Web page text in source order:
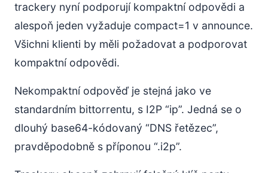
trackery nyní podporují kompaktní odpovědi a
alespoň jeden vyžaduje compact=1 v announce.
Všichni klienti by měli požadovat a podporovat
kompaktní odpovědi.
Nekompaktní odpověď je stejná jako ve
standardním bittorrentu, s I2P “ip”. Jedná se o
dlouhý base64-kódovaný “DNS řetězec”,
pravděpodobně s příponou “.i2p”.